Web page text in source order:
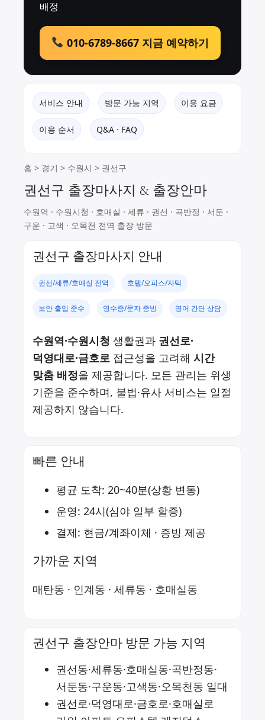
배정
010-6789-8667 지금 예약하기
서비스 안내 방문 가능 지역 이용 요금
이용 순서 Q&A · FAQ
홈 > 경기 > 수원시 > 권선구
권선구 출장마사지 & 출장안마
수원역 · 수원시청 · 호매실 · 세류 · 권선 · 곡반정 · 서둔 ·
구운 · 고색 · 오목천 전역 출장 방문
권선구 출장마사지 안내
권선/세류/호매실 전역 호텔/오피스/자택
보안 출입 준수 영수증/문자 증빙 영어 간단 상담
수원역·수원시청 생활권과 권선로·
덕영대로·금호로 접근성을 고려해시간
맞춤 배정을 제공합니다. 모든 관리는 위생
기준을 준수하며, 불법·유사 서비스는 일절
제공하지 않습니다.
빠른 안내
평균 도착: 20~40분(상황 변동)
운영: 24시(심야 일부 할증)
결제: 현금/계좌이체 · 증빙 제공
가까운 지역
매탄동 · 인계동 ·세류동 · 호매실동
권선구 출장안마 방문 가능 지역
권선동·세류동·호매실동·곡반정동·
서둔동·구운동·고색동·오목천동 일대
권선로·덕영대로·금호로·호매실로